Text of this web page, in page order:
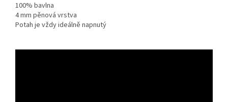
100% bavlna
4 mm pěnová vrstva
Potah je vždy ideálně napnutý